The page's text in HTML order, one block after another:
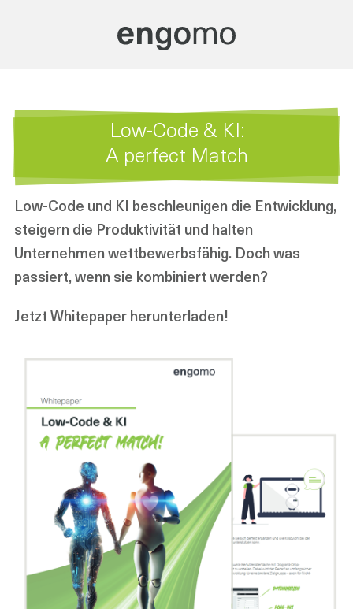
Low-Code & KI:
A perfect Match
Low-Code und KI beschleunigen die Entwicklung,
steigern die Produktivität und halten
Unternehmen wettbewerbsfähig. Doch was
passiert, wenn sie kombiniert werden?
Jetzt Whitepaper herunterladen!